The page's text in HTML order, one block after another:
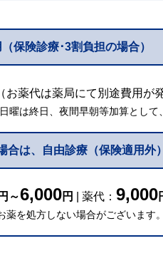
（保険診療･3割負担の場合）
お薬代は薬局にて別途費用が
は終日、夜間早朝等加算として
合は、 自由診療（保険適用外
～6,000円 | 薬代： 9,000
を処方しない場合がございます。